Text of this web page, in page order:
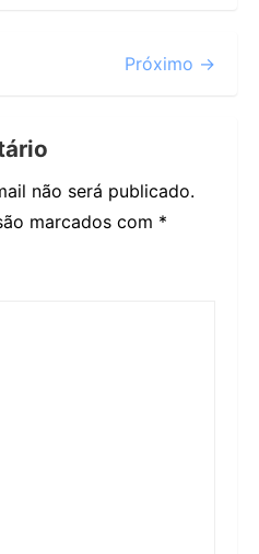
Próximo →
não será publicado.
marcados com *